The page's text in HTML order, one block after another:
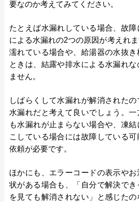
要なのか考えてみてください。
たとえば水漏れしている場合、故
による水漏れの2つの原因が考えれ
濡れている場合や、給湯器の水抜
ときは、結露や排水による水漏れな
ません。
しばらくして水漏れが解消された
水漏れだと考えて良いでしょう。
も水漏れが止まらない場合や、凍
こしている場合には故障している
依頼が必要です。
ほかにも、エラーコードの表示や
状がある場合も、「自分で解決で
を見ても解消されない」と感じた